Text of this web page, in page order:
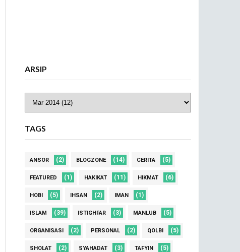
ARSIP
TAGS
ANSOR (2) BLOGZONE (14) CERITA (5)
FEATURED (1) HAKIKAT (11) HIKMAT (6)
HOBI (5) IHSAN (2) IMAN (1)
ISLAM (39) ISTIGHFAR (3) MANLUB (5)
ORGANISASI (2) PERSONAL (2) QOLBI (5)
SHOLAT (2) SYAHADAT (3) TAFYIN (5)